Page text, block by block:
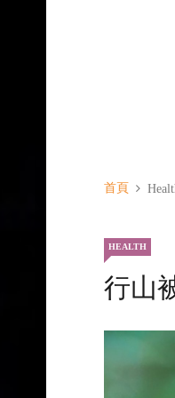
首頁
HEALTH
行山